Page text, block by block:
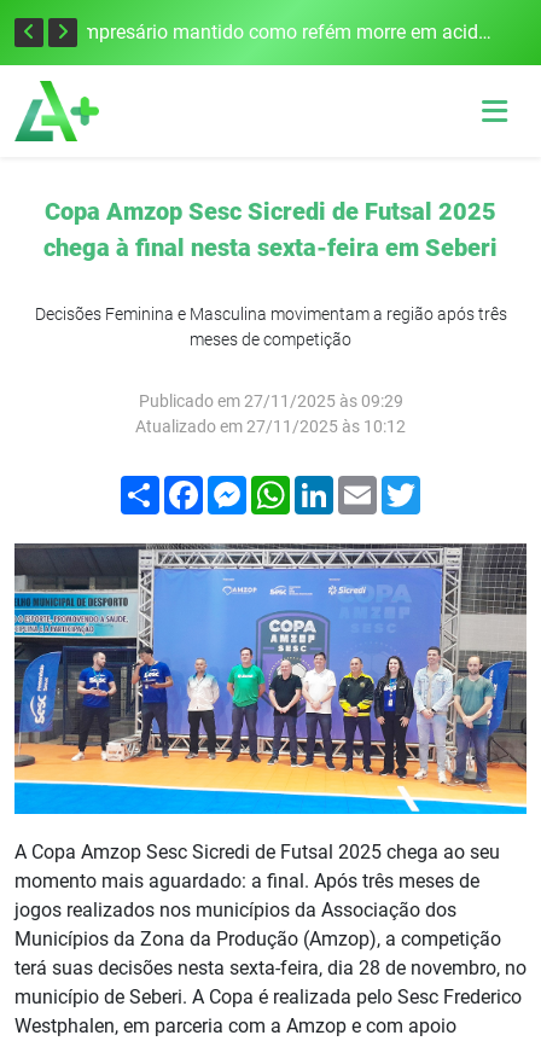
Edital para construção de ponte entre Itapiranga e Barra do Guarita deve ser lançado no segundo semestre Empresário mantido como refém morre em acidente após assalto em Cerro Largo
Copa Amzop Sesc Sicredi de Futsal 2025
chega à final nesta sexta-feira em Seberi
Decisões Feminina e Masculina movimentam a região após três
meses de competição
Publicado em 27/11/2025 às 09:29
Atualizado em 27/11/2025 às 10:12
Compartilhar
FacebookMessenger
WhatsApp
LinkedIn
Email
A Copa Amzop Sesc Sicredi de Futsal 2025 chega ao seu
momento mais aguardado: a final. Após três meses de
jogos realizados nos municípios da Associação dos
Municípios da Zona da Produção (Amzop), a competição
terá suas decisões nesta sexta-feira, dia 28 de novembro, no
município de Seberi. A Copa é realizada pelo Sesc Frederico
Westphalen, em parceria com a Amzop e com apoio